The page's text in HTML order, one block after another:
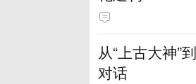
从“上古大神”
对话